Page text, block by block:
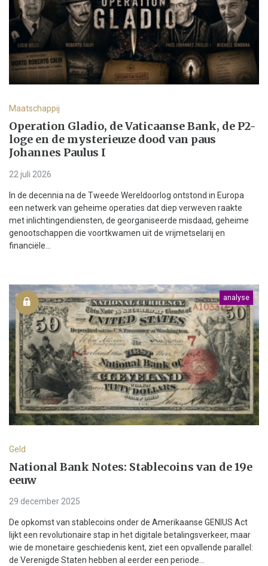
Maatschappij
Operation Gladio, de Vaticaanse Bank, de P2-
loge en de mysterieuze dood van paus
Johannes Paulus I
22 juli 2026
In de decennia na de Tweede Wereldoorlog ontstond in Europa
een netwerk van geheime operaties dat diep verweven raakte
met inlichtingendiensten, de georganiseerde misdaad, geheime
genootschappen die voortkwamen uit de vrijmetselarij en
financiële...
analyse
Geld
National Bank Notes: Stablecoins van de 19e
eeuw
29 december 2025
De opkomst van stablecoins onder de Amerikaanse GENIUS Act
lijkt een revolutionaire stap in het digitale betalingsverkeer, maar
wie de monetaire geschiedenis kent, ziet een opvallende parallel:
de Verenigde Staten hebben al eerder een periode...